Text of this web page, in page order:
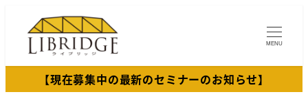
ン
MENU
【現在募集中の最新のセミナーのお知らせ】